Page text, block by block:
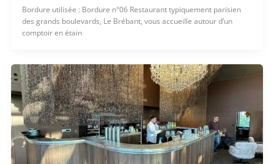
Bordure utilisée : Bordure n°06 Restaurant typiquement parisien
des grands boulevards, Le Brébant, vous accueille autour d’un
comptoir en étain